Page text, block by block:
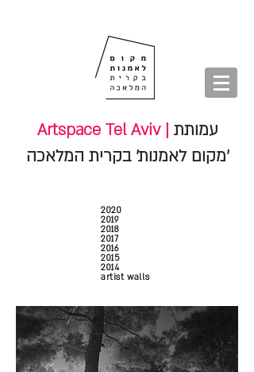
shop
Artspace Tel Aviv |
'מקום לאמנות' בקרית המלאכה
2020
2019
2018
2017
2016
2015
2014
artist walls